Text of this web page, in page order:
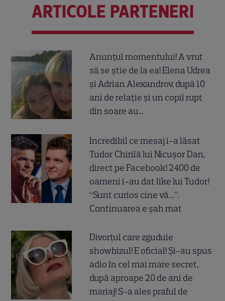
ARTICOLE PARTENERI
Anunțul momentului! A vrut
să se știe de la ea! Elena Udrea
și Adrian Alexandrov, după 10
ani de relație și un copil rupt
din soare au...
Incredibil ce mesaj i-a lăsat
Tudor Chirilă lui Nicușor Dan,
direct pe Facebook! 2400 de
oameni i-au dat like lui Tudor!
“Sunt curios cine vă…”.
Continuarea e șah mat
Divorțul care zguduie
showbizul! E oficial! Și-au spus
adio în cel mai mare secret,
după aproape 20 de ani de
mariaj! S-a ales praful de